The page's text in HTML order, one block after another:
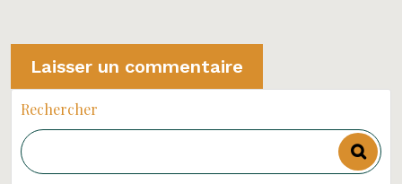
Rechercher